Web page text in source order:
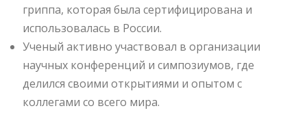
гриппа, которая была сертифицирована и
использовалась в России.
Ученый активно участвовал в организации
научных конференций и симпозиумов, где
делился своими открытиями и опытом с
коллегами со всего мира.